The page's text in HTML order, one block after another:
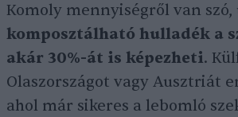
Komoly mennyiségről van szó,
komposztálható hulladék a
akár 30%-át is képezheti.
Olaszországot vagy Ausztriát
ahol már sikeres a lebomló